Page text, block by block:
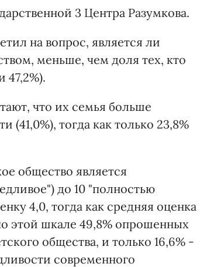
3 Центра Разумкова.
на вопрос, является ли
меньше, чем доля тех, кто
47,2%).
что их семья больше
(41,0%), тогда как только 23,8%
общество является
до 10 "полностью
4,0, тогда как средняя оценка
этой шкале 49,8% опрошенных
общества, и только 16,6% -
современного